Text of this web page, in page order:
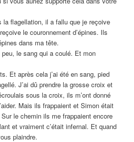
la flagellation, il a fallu que je reçoive
le couronnement d’épines. Ils
dans ma tête.
le sang qui a coulé. Et mon
Et après cela j’ai été en sang, pied
J’ai dû prendre la grosse croix et
sous la croix, ils m’ont donné
Mais ils frappaient et Simon était
le chemin ils me frappaient encore
et vraiment c’était infernal. Et quand
plaindre.